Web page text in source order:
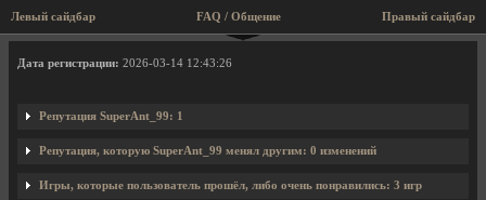
Левый сайдбар Правый сайдбар
FAQ / Общение
Профиль пользователя SuperAnt_99
Дата регистрации: 2026-03-14 12:43:26
Репутация SuperAnt_99: 1
Репутация, которую SuperAnt_99 менял другим: 0 изменений
Игры, которые пользователь прошёл, либо очень понравились: 3 игр